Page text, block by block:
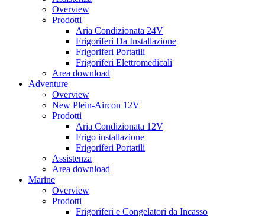
Overview
Prodotti
Aria Condizionata 24V
Frigoriferi Da Installazione
Frigoriferi Portatili
Frigoriferi Elettromedicali
Area download
Adventure
Overview
New Plein-Aircon 12V
Prodotti
Aria Condizionata 12V
Frigo installazione
Frigoriferi Portatili
Assistenza
Area download
Marine
Overview
Prodotti
Frigoriferi e Congelatori da Incasso